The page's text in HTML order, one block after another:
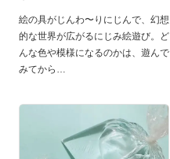
絵の具がじんわ〜りにじんで、幻想
的な世界が広がるにじみ絵遊び。ど
んな色や模様になるのかは、遊んで
みてから